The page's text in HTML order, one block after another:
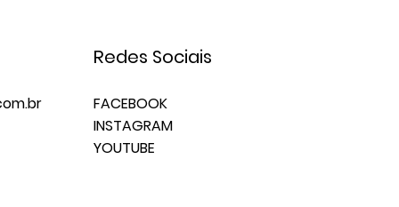
Redes Sociais
FACEBOOK
INSTAGRAM
YOUTUBE